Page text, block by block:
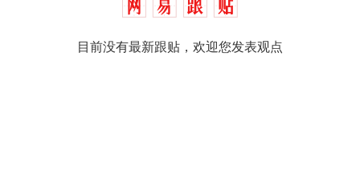
目前没有最新跟贴，欢迎您发表观点